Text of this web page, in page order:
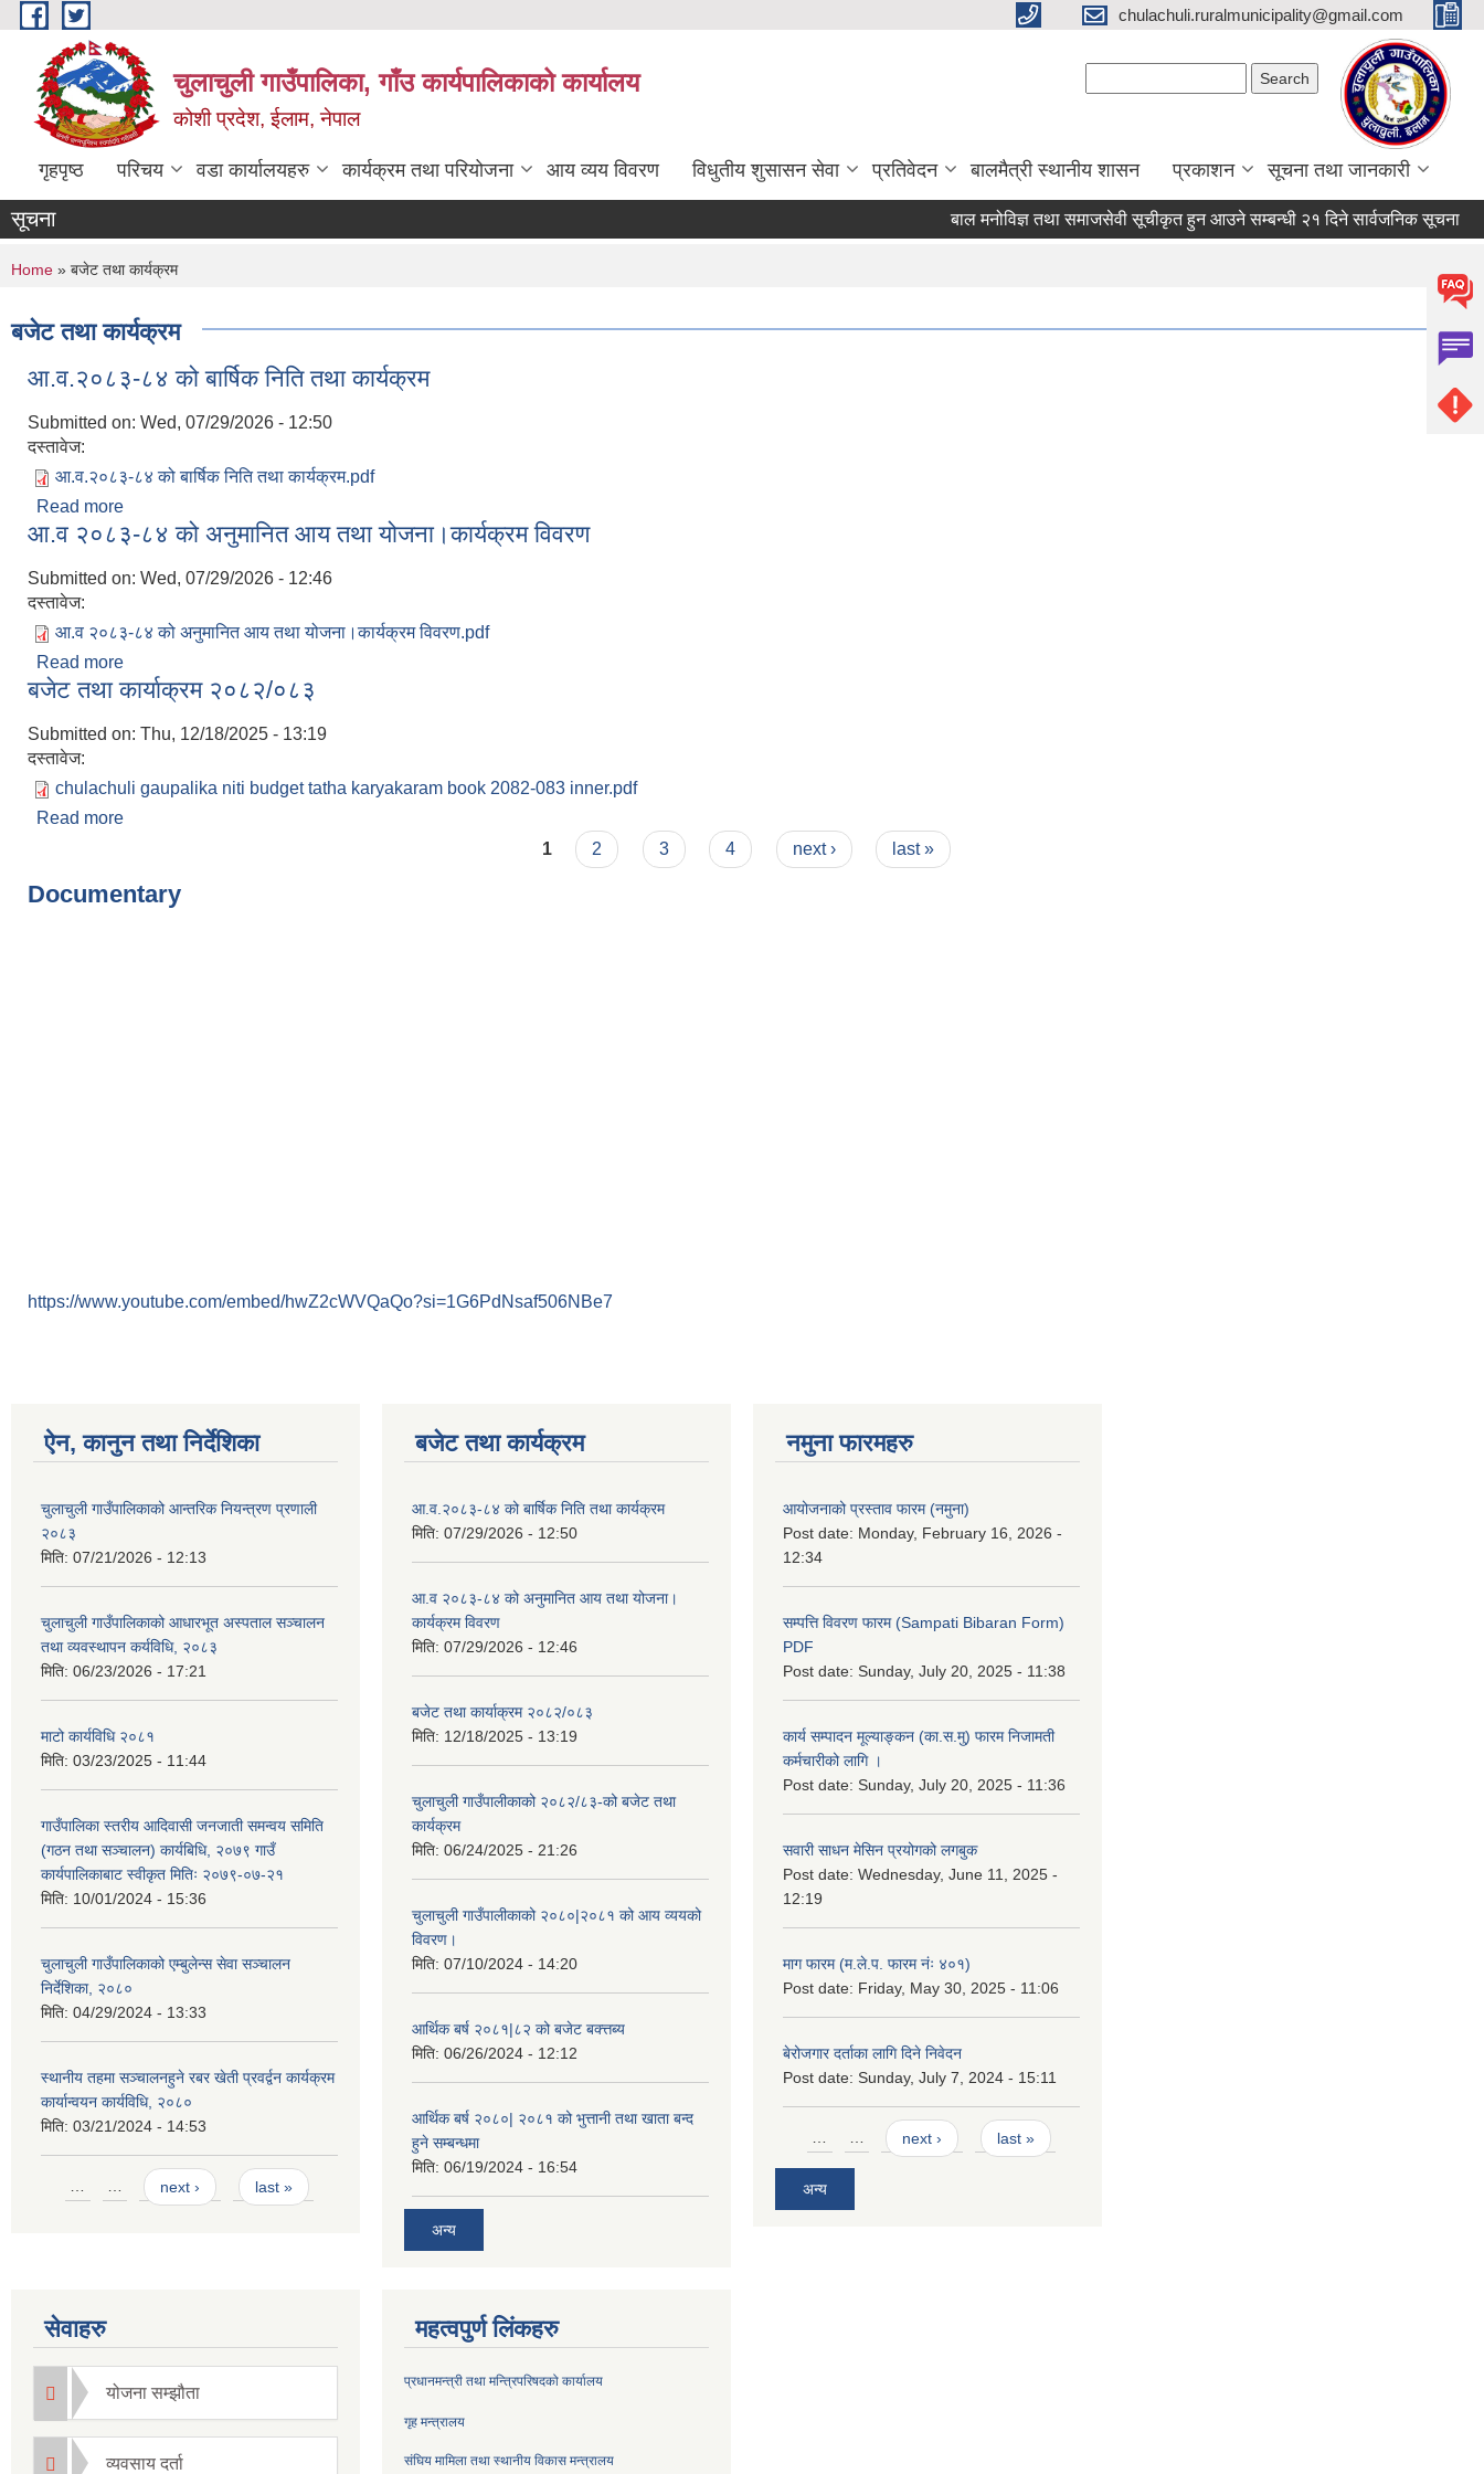
Skip to main content chulachuli.ruralmunicipality@gmail.com
चुलाचुली गाउँपालिका, गाँउ कार्यपालिकाको कार्यालय
कोशी प्रदेश, ईलाम, नेपाल
गृहपृष्ठ परिचय वडा कार्यालयहरु कार्यक्रम तथा परियोजना आय व्यय विवरण विधुतीय शुसासन सेवा प्रतिवेदन बालमैत्री स्थानीय शासन प्रकाशन सूचना तथा जानकारी
सूचना बाल मनोविज्ञ तथा समाजसेवी सूचीकृत हुन आउने सम्बन्धी २१ दिने सार्वजनिक सूचना
You are here
Home » बजेट तथा कार्यक्रम
बजेट तथा कार्यक्रम
आ.व.२०८३-८४ को बार्षिक निति तथा कार्यक्रम
Submitted on: Wed, 07/29/2026 - 12:50
दस्तावेज:
आ.व.२०८३-८४ को बार्षिक निति तथा कार्यक्रम.pdf
Read more
आ.व २०८३-८४ को अनुमानित आय तथा योजना।कार्यक्रम विवरण
Submitted on: Wed, 07/29/2026 - 12:46
दस्तावेज:
आ.व २०८३-८४ को अनुमानित आय तथा योजना।कार्यक्रम विवरण.pdf
Read more
बजेट तथा कार्याक्रम २०८२/०८३
Submitted on: Thu, 12/18/2025 - 13:19
दस्तावेज:
chulachuli gaupalika niti budget tatha karyakaram book 2082-083 inner.pdf
Read more
1 2 3 4 next › last »
Documentary
https://www.youtube.com/embed/hwZ2cWVQaQo?si=1G6PdNsaf506NBe7
ऐन, कानुन तथा निर्देशिका
चुलाचुली गाउँपालिकाको आन्तरिक नियन्त्रण प्रणाली
२०८३
मिति: 07/21/2026 - 12:13
चुलाचुली गाउँपालिकाको आधारभूत अस्पताल सञ्चालन
तथा व्यवस्थापन कर्यविधि, २०८३
मिति: 06/23/2026 - 17:21
माटो कार्यविधि २०८१
मिति: 03/23/2025 - 11:44
गाउँपालिका स्तरीय आदिवासी जनजाती समन्वय समिति
(गठन तथा सञ्चालन) कार्यबिधि, २०७९ गाउँ
कार्यपालिकाबाट स्वीकृत मितिः २०७९-०७-२१
मिति: 10/01/2024 - 15:36
चुलाचुली गाउँपालिकाको एम्बुलेन्स सेवा सञ्चालन
निर्देशिका, २०८०
मिति: 04/29/2024 - 13:33
स्थानीय तहमा सञ्चालनहुने रबर खेती प्रवर्द्वन कार्यक्रम
कार्यान्वयन कार्यविधि, २०८०
मिति: 03/21/2024 - 14:53
Pages
… … next › last »
बजेट तथा कार्यक्रम
आ.व.२०८३-८४ को बार्षिक निति तथा कार्यक्रम
मिति: 07/29/2026 - 12:50
आ.व २०८३-८४ को अनुमानित आय तथा योजना।
कार्यक्रम विवरण
मिति: 07/29/2026 - 12:46
बजेट तथा कार्याक्रम २०८२/०८३
मिति: 12/18/2025 - 13:19
चुलाचुली गाउँपालीकाको २०८२/८३-को बजेट तथा
कार्यक्रम
मिति: 06/24/2025 - 21:26
चुलाचुली गाउँपालीकाको २०८०|२०८१ को आय व्ययको
विवरण।
मिति: 07/10/2024 - 14:20
आर्थिक बर्ष २०८१|८२ को बजेट बक्त्तब्य
मिति: 06/26/2024 - 12:12
आर्थिक बर्ष २०८०| २०८१ को भुत्तानी तथा खाता बन्द
हुने सम्बन्धमा
मिति: 06/19/2024 - 16:54
अन्य
नमुना फारमहरु
आयोजनाको प्रस्ताव फारम (नमुना)
Post date: Monday, February 16, 2026 -
12:34
सम्पत्ति विवरण फारम (Sampati Bibaran Form)
PDF
Post date: Sunday, July 20, 2025 - 11:38
कार्य सम्पादन मूल्याङ्कन (का.स.मु) फारम निजामती
कर्मचारीको लागि ।
Post date: Sunday, July 20, 2025 - 11:36
सवारी साधन मेसिन प्रयोगको लगबुक
Post date: Wednesday, June 11, 2025 -
12:19
माग फारम (म.ले.प. फारम नंः ४०१)
Post date: Friday, May 30, 2025 - 11:06
बेरोजगार दर्ताका लागि दिने निवेदन
Post date: Sunday, July 7, 2024 - 15:11
Pages
… … next › last »
अन्य
सेवाहरु
योजना सम्झौता
व्यवसाय दर्ता
महत्वपुर्ण लिंकहरु
प्रधानमन्त्री तथा मन्त्रिपरिषदको कार्यालय
गृह मन्त्रालय
संघिय मामिला तथा स्थानीय विकास मन्त्रालय